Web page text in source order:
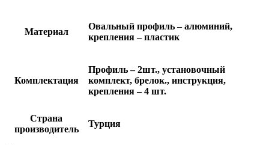
Материал
Овальный профиль – алюминий,
крепления – пластик
Комплектация
Профиль – 2шт., установочный
комплект, брелок., инструкция,
крепления – 4 шт.
Страна
производитель
Турция